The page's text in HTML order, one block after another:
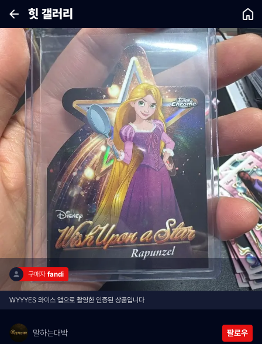
힛 갤러리
구매자 fandi
WYYYES 와이스 앱으로 촬영한 인증된 상품입니다
말하는대박 팔로우